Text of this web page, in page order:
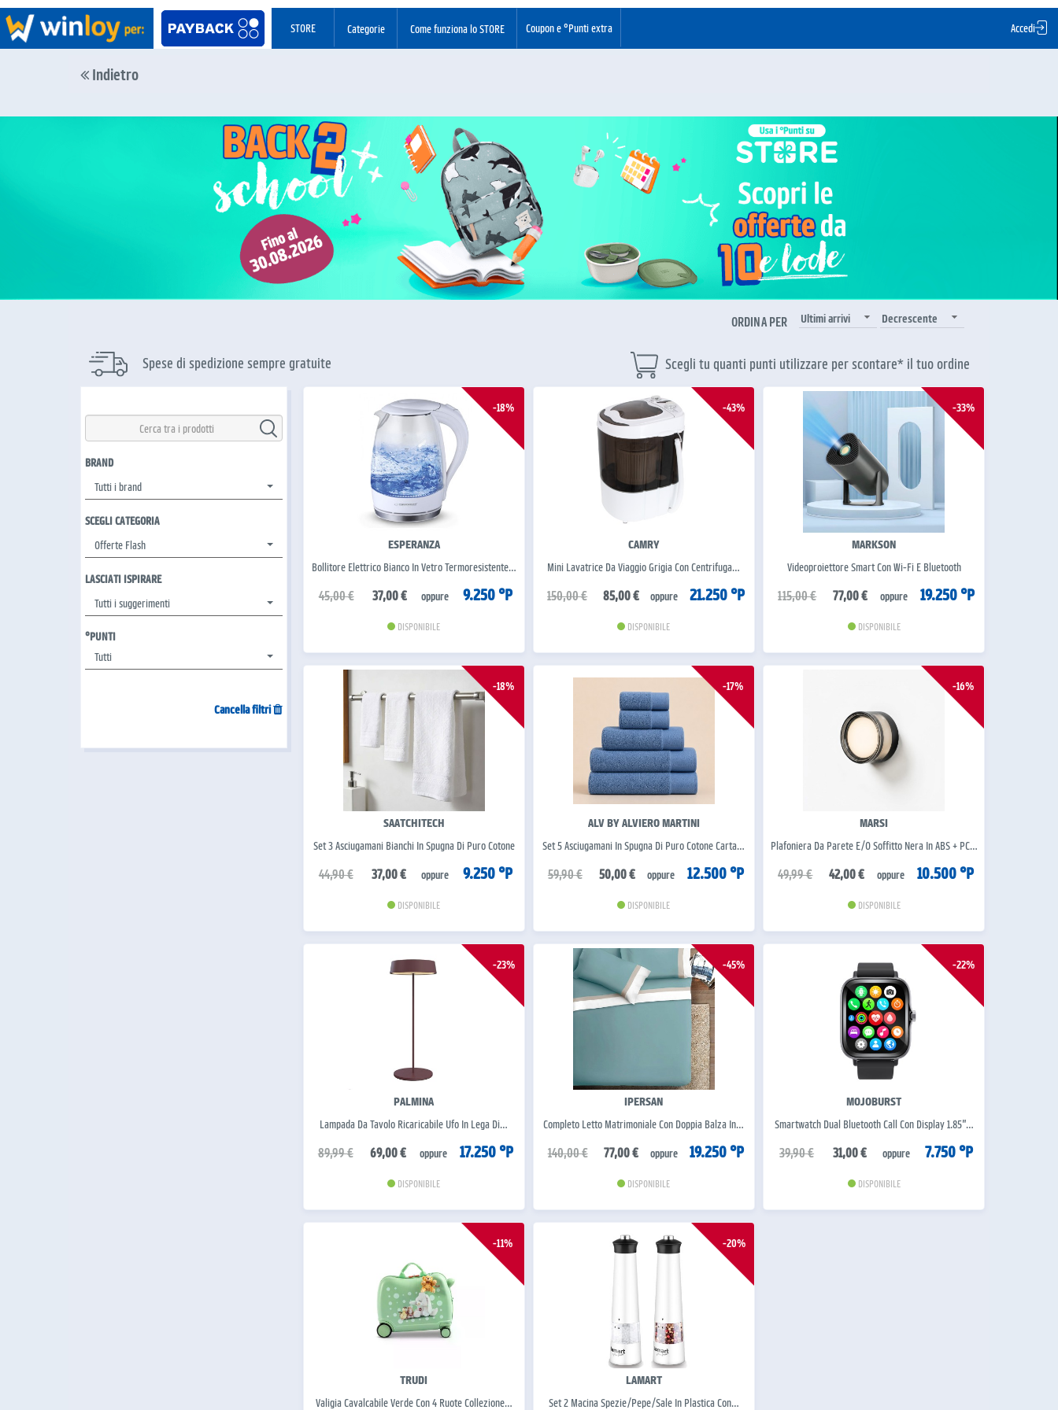
STORE Categorie Come funziona lo STORE Coupon e °Punti extra Accedi
Indietro
ORDINA PER Ultimi arrivi Decrescente
Spese di spedizione sempre gratuite Scegli tu quanti punti utilizzare per scontare* il tuo ordine
BRAND
Tutti i brand
SCEGLI CATEGORIA
Offerte Flash
LASCIATI ISPIRARE
Tutti i suggerimenti
°PUNTI
Tutti
Cancella filtri
-18%
ESPERANZA
Bollitore Elettrico Bianco In Vetro Termoresistente…
45,00 € 37,00 € oppure 9.250 °P
DISPONIBILE
-43%
CAMRY
Mini Lavatrice Da Viaggio Grigia Con Centrifuga…
150,00 € 85,00 € oppure 21.250 °P
DISPONIBILE
-33%
MARKSON
Videoproiettore Smart Con Wi-Fi E Bluetooth
115,00 € 77,00 € oppure 19.250 °P
DISPONIBILE
-18%
SAATCHITECH
Set 3 Asciugamani Bianchi In Spugna Di Puro Cotone
44,90 € 37,00 € oppure 9.250 °P
DISPONIBILE
-17%
ALV BY ALVIERO MARTINI
Set 5 Asciugamani In Spugna Di Puro Cotone Carta…
59,90 € 50,00 € oppure 12.500 °P
DISPONIBILE
-16%
MARSI
Plafoniera Da Parete E/o Soffitto Nera In ABS + PC…
49,99 € 42,00 € oppure 10.500 °P
DISPONIBILE
-23%
PALMINA
Lampada Da Tavolo Ricaricabile Ufo In Lega Di…
89,99 € 69,00 € oppure 17.250 °P
DISPONIBILE
-45%
IPERSAN
Completo Letto Matrimoniale Con Doppia Balza In…
140,00 € 77,00 € oppure 19.250 °P
DISPONIBILE
-22%
MOJOBURST
Smartwatch Dual Bluetooth Call Con Display 1.85”…
39,90 € 31,00 € oppure 7.750 °P
DISPONIBILE
-11%
TRUDI
Valigia Cavalcabile Verde Con 4 Ruote Collezione…
-20%
LAMART
Set 2 Macina Spezie/pepe/sale In Plastica Con…